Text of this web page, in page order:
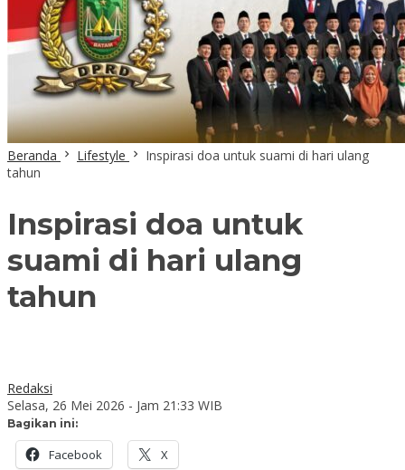
Beranda Lifestyle
Inspirasi doa untuk suami di hari ulang
tahun
Inspirasi doa untuk
suami di hari ulang
tahun
Redaksi
Selasa, 26 Mei 2026 - Jam 21:33 WIB
Bagikan ini:
Facebook X